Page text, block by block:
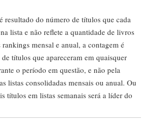
resultado do número de títulos que cada
lista e não reflete a quantidade de livros
mensal e anual, a contagem é
títulos que apareceram em quaisquer
o período em questão, e não pela
listas consolidadas mensais ou anual. Ou
títulos em listas semanais será a líder do